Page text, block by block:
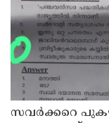
സവര്‍ക്കറെ